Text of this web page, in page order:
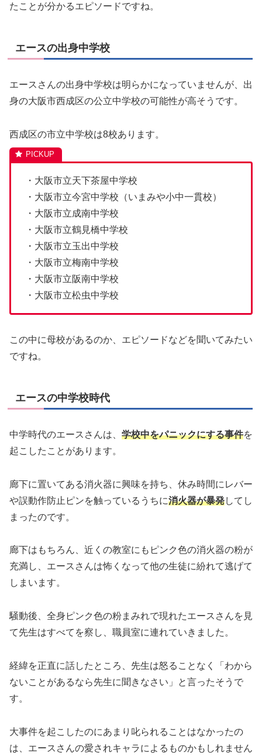
たことが分かるエピソードですね。
エースの出身中学校
エースさんの出身中学校は明らかになっていませんが、出
身の大阪市西成区の公立中学校の可能性が高そうです。
西成区の市立中学校は8校あります。
・大阪市立天下茶屋中学校
・大阪市立今宮中学校（いまみや小中一貫校）
・大阪市立成南中学校
・大阪市立鶴見橋中学校
・大阪市立玉出中学校
・大阪市立梅南中学校
・大阪市立阪南中学校
・大阪市立松虫中学校
この中に母校があるのか、エピソードなどを聞いてみたい
ですね。
エースの中学校時代
中学時代のエースさんは、 学校中をパニックにする事件を
起こしたことがあります。
廊下に置いてある消火器に興味を持ち、休み時間にレバー
や誤動作防止ピンを触っているうちに消火器が暴発してし
まったのです。
廊下はもちろん、近くの教室にもピンク色の消火器の粉が
充満し、エースさんは怖くなって他の生徒に紛れて逃げて
しまいます。
騒動後、全身ピンク色の粉まみれで現れたエースさんを見
て先生はすべてを察し、職員室に連れていきました。
経緯を正直に話したところ、先生は怒ることなく「わから
ないことがあるなら先生に聞きなさい」と言ったそうで
す。
大事件を起こしたのにあまり叱られることはなかったの
は、エースさんの愛されキャラによるものかもしれません